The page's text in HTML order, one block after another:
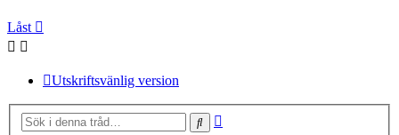
Låst
Utskriftsvänlig version
Sök